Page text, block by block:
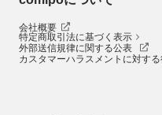
会社概要
特定商取引法に基づく表示
外部送信規律に関する公表
カスタマーハラスメントに対す